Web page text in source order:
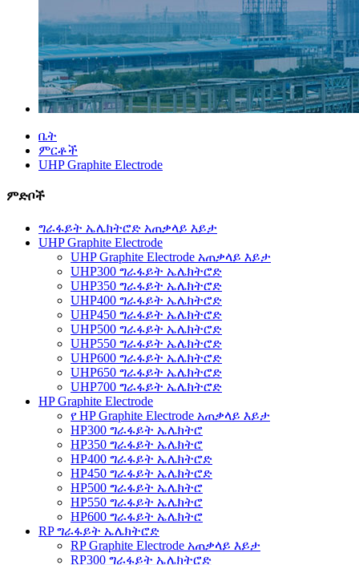
ቤት
ምርቶች
UHP Graphite Electrode
ምድቦች
ግራፋይት ኤሌክትሮድ አጠቃላይ እይታ
UHP Graphite Electrode
UHP Graphite Electrode አጠቃላይ እይታ
UHP300 ግራፋይት ኤሌክትሮድ
UHP350 ግራፋይት ኤሌክትሮድ
UHP400 ግራፋይት ኤሌክትሮድ
UHP450 ግራፋይት ኤሌክትሮድ
UHP500 ግራፋይት ኤሌክትሮድ
UHP550 ግራፋይት ኤሌክትሮድ
UHP600 ግራፋይት ኤሌክትሮድ
UHP650 ግራፋይት ኤሌክትሮድ
UHP700 ግራፋይት ኤሌክትሮድ
HP Graphite Electrode
የ HP Graphite Electrode አጠቃላይ እይታ
HP300 ግራፋይት ኤሌክትሮ
HP350 ግራፋይት ኤሌክትሮ
HP400 ግራፋይት ኤሌክትሮድ
HP450 ግራፋይት ኤሌክትሮድ
HP500 ግራፋይት ኤሌክትሮ
HP550 ግራፋይት ኤሌክትሮ
HP600 ግራፋይት ኤሌክትሮ
RP ግራፋይት ኤሌክትሮድ
RP Graphite Electrode አጠቃላይ እይታ
RP300 ግራፋይት ኤሌክትሮድ